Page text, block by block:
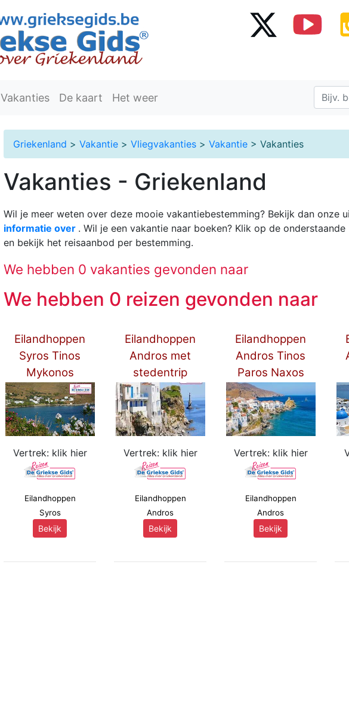
Vakanties De kaart Het weer
Griekenland > Vakantie > Vliegvakanties > Vakantie > Vakanties
Vakanties - Griekenland
Wil je meer weten over deze mooie vakantiebestemming? Bekijk dan onze
informatie over . Wil je een vakantie naar boeken? Klik op de
en bekijk het reisaanbod per bestemming.
We hebben 0 vakanties gevonden naar
We hebben 0 reizen gevonden naar
Eilandhoppen
Syros Tinos
Mykonos
***
Vertrek: klik hier
Eilandhoppen
Syros
Bekijk
Eilandhoppen
Andros met
stedentrip
Athene
***
Vertrek: klik hier
Eilandhoppen
Andros
Bekijk
Eilandhoppen
Andros Tinos
Paros Naxos
Amorgos
***
Vertrek: klik hier
Eilandhoppen
Andros
Bekijk